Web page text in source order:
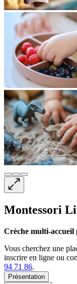
Montessori
Crèche multi-accueil
Vous cherchez une
inscrire en ligne ou
94 71 86.
Présentation